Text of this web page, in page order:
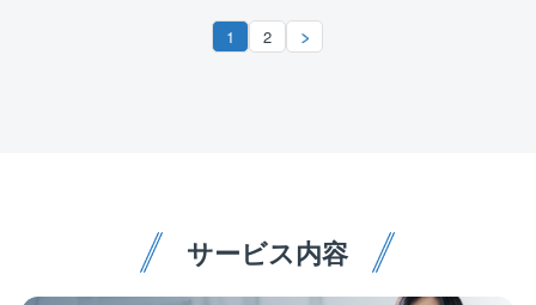
「資格級」が決定します。
1級ずつ昇給する通常の「昇給ルート」に加え、階
1 2
サービス内容